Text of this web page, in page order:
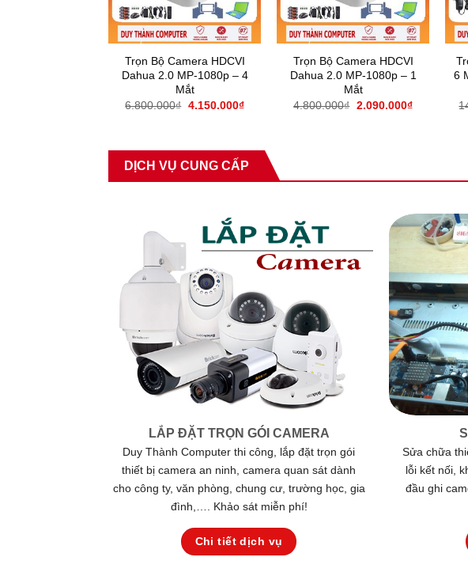
Trọn Bộ Camera HDCVI
Dahua 2.0 MP-1080p – 4
Mắt
6.800.000₫ 4.150.000₫
Trọn Bộ Camera HDCVI
Dahua 2.0 MP-1080p – 1
Mắt
4.800.000₫ 2.090.000₫
6
DỊCH VỤ CUNG CẤP
LẮP ĐẶT TRỌN GÓI CAMERA
Duy Thành Computer thi công, lắp đặt trọn gói
thiết bị camera an ninh, camera quan sát dành
cho công ty, văn phòng, chung cư, trường học, gia
đình,…. Khảo sát miễn phí!
Chi tiết dịch vụ
Sửa chữa
lỗi kết nối,
đầu ghi